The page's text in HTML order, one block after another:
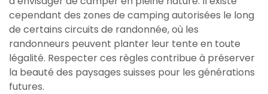
cependant des zones de camping autorisées le long
de certains circuits de randonnée, où les
randonneurs peuvent planter leur tente en toute
légalité. Respecter ces règles contribue à préserver
la beauté des paysages suisses pour les générations
futures.